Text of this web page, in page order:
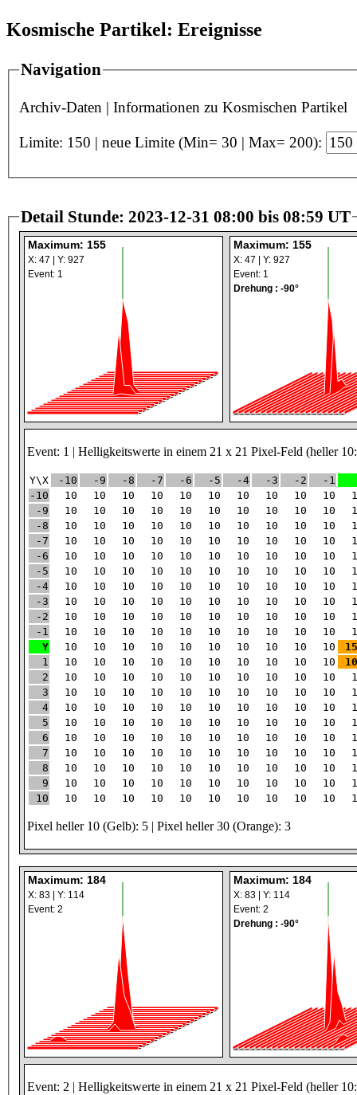
Kosmische Partikel: Ereignisse
Navigation
Archiv-Daten | Informationen zu Kosmischen Partikel
Limite: 150 | neue Limite (Min= 30 | Max= 200):
Detail Stunde: 2023-12-31 08:00 bis 08:59 UT
Maximum: 155
X: 47 | Y: 927
Event: 1
Maximum: 155
X: 47 | Y: 927
Event: 1
Drehung : -90°
Event: 1 | Helligkeitswerte in einem 21 x 21 Pixel-Feld (heller
Y\X -10 -9 -8 -7 -6 -5 -4 -3 -2 -1
-10
10 10 10 10 10 10 10 10 10 10
-9
10 10 10 10 10 10 10 10 10 10
-8
10 10 10 10 10 10 10 10 10 10
-7
10 10 10 10 10 10 10 10 10 10
-6
10 10 10 10 10 10 10 10 10 10
-5
10 10 10 10 10 10 10 10 10 10
-4
10 10 10 10 10 10 10 10 10 10
-3
10 10 10 10 10 10 10 10 10 10
-2
10 10 10 10 10 10 10 10 10 10
-1
10 10 10 10 10 10 10 10 10 10
Y
10 10 10 10 10 10 10 10 10 10
1
10 10 10 10 10 10 10 10 10 10
2
10 10 10 10 10 10 10 10 10 10
3
10 10 10 10 10 10 10 10 10 10
4
10 10 10 10 10 10 10 10 10 10
5
10 10 10 10 10 10 10 10 10 10
6
10 10 10 10 10 10 10 10 10 10
7
10 10 10 10 10 10 10 10 10 10
8
10 10 10 10 10 10 10 10 10 10
9
10 10 10 10 10 10 10 10 10 10
10
10 10 10 10 10 10 10 10 10 10
Pixel heller 10 (Gelb): 5 | Pixel heller 30 (Orange): 3
Maximum: 184
X: 83 | Y: 114
Event: 2
Maximum: 184
X: 83 | Y: 114
Event: 2
Drehung : -90°
Event: 2 | Helligkeitswerte in einem 21 x 21 Pixel-Feld (heller